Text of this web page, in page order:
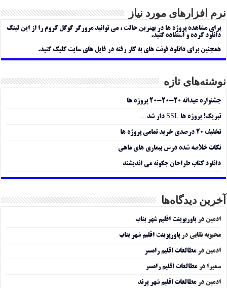
نرم افزارهای مورد نیاز
برای مشاهده پروژه ها در بهترین حالت ، می توانید مرورگر گوگل کروم را از این لینک
دانلود کرده و استفاده کنید.
همچنین برای دانلود فونت های به کار رفته در فایل های سایت کلیک کنید.
نوشته‌های تازه
جشنواره عیدانه ۲۰-۲۰-۲۰ پروژه ها
تبریک! پروژه ها SSL دار شد…
تخفیف ۲۰ درصدی خرید تمامی پروژه ها
نکات خلاصه شده درس بیماری های ماهی
دانلود کتاب طراحان چگونه می اندیشند
آخرین دیدگاه‌ها
ادمین درپاورپوینت اقلیم شهر بناب
محبوبه نقابی درپاورپوینت اقلیم شهر بناب
ادمین درمطالعات اقلیم رامسر
سمیرا درمطالعات اقلیم رامسر
ادمین درمطالعات اقلیم شهر پرند